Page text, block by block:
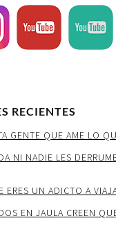
RECIENTES
GENTE QUE AME LO
NI NADIE LES
ERES UN ADICTO A
EN JAULA CREEN